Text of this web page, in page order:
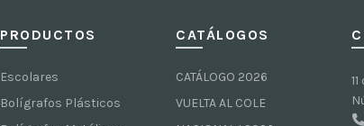
PRODUCTOS
Escolares
Bolígrafos Plásticos
CATÁLOGOS
CATÁLOGO 2026
VUELTA AL COLE